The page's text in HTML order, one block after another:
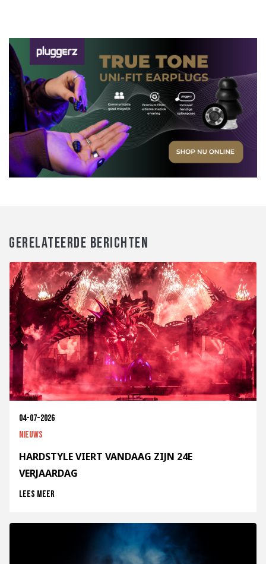
GERELATEERDE BERICHTEN
04-07-2026
Nieuws
HARDSTYLE VIERT VANDAAG ZIJN 24E
VERJAARDAG
Lees meer